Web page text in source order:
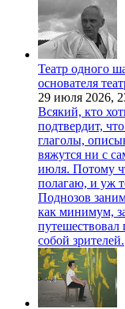
Театр одного
основателя
29 июля 2026,
Всякий, кто
подтвердит,
глаголы,
вяжутся ни с
июля. Потому
полагаю, и уж
Поднозов
как минимум,
путешествовал
собой зрителей.